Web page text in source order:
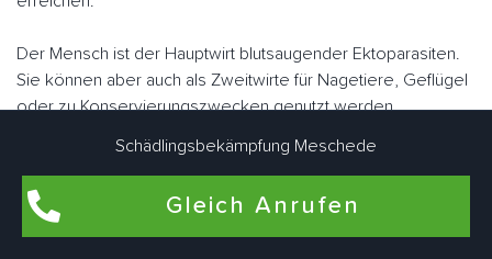
Der Mensch ist der Hauptwirt blutsaugender Ektoparasiten.
Sie können aber auch als Zweitwirte für Nagetiere, Geflügel
oder zu Konservierungszwecken genutzt werden.
Sie "laufen" jedoch sehr schnell. Meschede Horbacher
Schädlingsbekämpfungsexperten arbeiten eng zusammen,
um Bettwanzen bedarfsgerecht individuell zu bekämpfen.
Schädlingsbekämpfung Meschede
Gleich Anrufen